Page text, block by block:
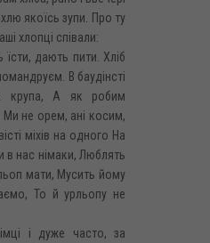
якоїсь зупи. Про ту
хлопці співали:
дають пити. Хліб
В баудінсті
крупа, А як робим
не орем, ані косим,
міхів на одного На
в нас німаки, Люблять
мати, Мусить йому
То й урльопу не
і дуже часто, за